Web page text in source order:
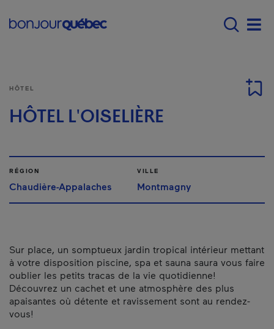
Main navigation -
HÔTEL
HÔTEL L'OISELIÈRE
RÉGION
Chaudière-Appalaches
VILLE
Montmagny
Sur place, un somptueux jardin tropical intérieur mettant
à votre disposition piscine, spa et sauna saura vous faire
oublier les petits tracas de la vie quotidienne!
Découvrez un cachet et une atmosphère des plus
apaisantes où détente et ravissement sont au rendez-
vous!